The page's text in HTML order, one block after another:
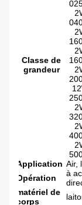
Classe de
grandeur
Application Air,
Opération
à
matériel de
corps